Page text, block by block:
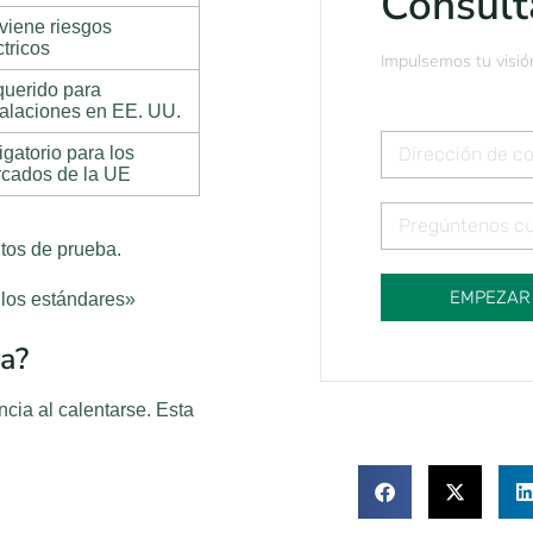
riesgos
para
en EE. UU.
para los
de la UE
de prueba.
estándares»
al calentarse. Esta
Impulsemos tu
EMPEZAR